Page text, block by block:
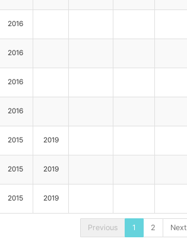
2016
2016
2016
2016
2015 2019
2015 2019
2015 2019
Previous 1 2 Next